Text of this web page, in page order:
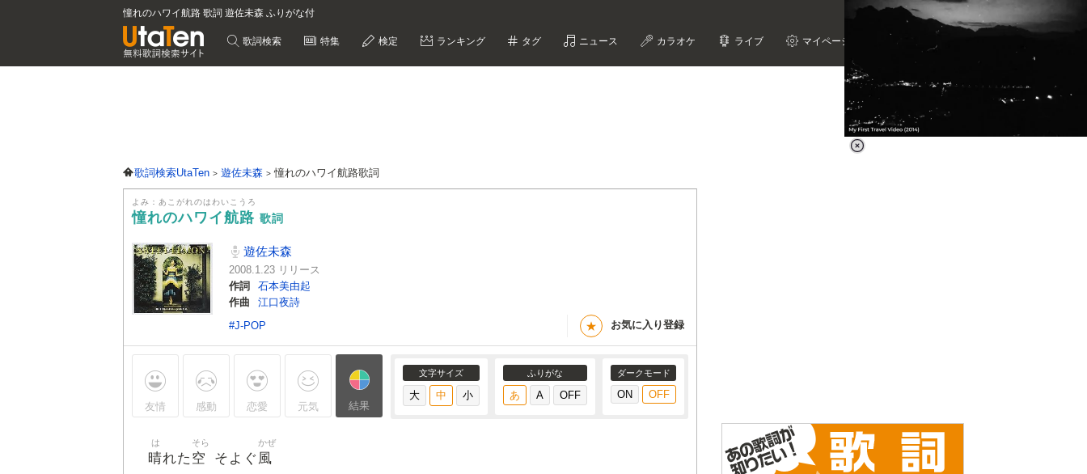
憧れのハワイ航路 歌詞 遊佐未森 ふりがな付
歌詞検索 特集 検定 ランキング タグ ニュース カラオケ ライブ マイページ
歌詞検索UtaTen 遊佐未森 憧れのハワイ航路歌詞
よみ：あこがれのはわいこうろ
憧れのハワイ航路 歌詞
遊佐未森
2008.1.23 リリース
作詞
石本美由起
作曲
江口夜詩
#J-POP
★ お気に入り登録
友情 感動 恋愛 元気 結果
文字サイズ ふりがな ダークモード
晴
は
れた 空
そら
そよぐ 風
かぜ
Loaded: